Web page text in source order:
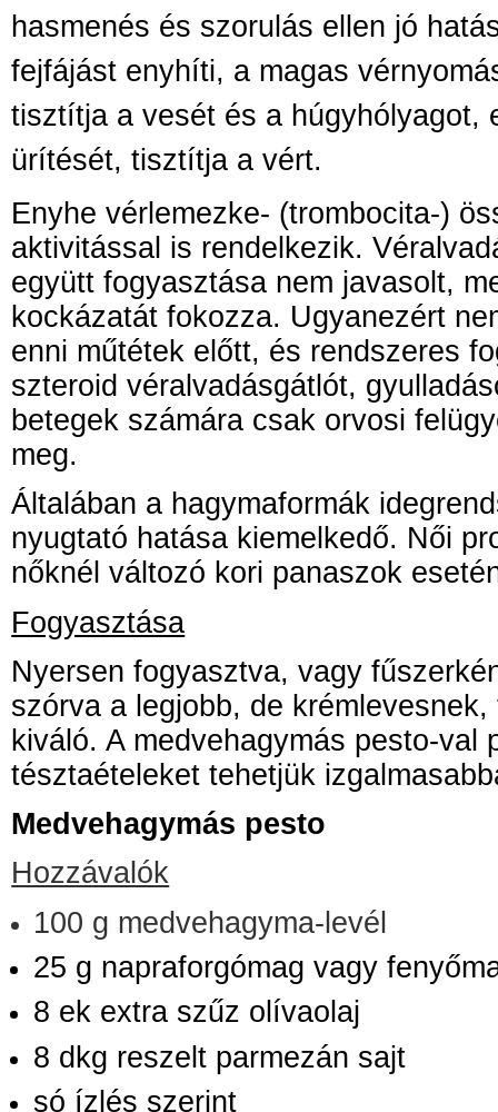
hasmenés és szorulás ellen jó
fejfájást enyhíti, a magas
tisztítja a vesét és a húgyhólyagot,
ürítését, tisztítja a vért.
Enyhe vérlemezke- (trombocita-)
aktivitással is rendelkezik.
együtt fogyasztása nem javasolt,
kockázatát fokozza. Ugyanezért
enni műtétek előtt, és rendszeres
szteroid véralvadásgátlót,
betegek számára csak orvosi
meg.
Általában a hagymaformák
nyugtató hatása kiemelkedő. Női
nőknél változó kori panaszok
Fogyasztása
Nyersen fogyasztva, vagy
szórva a legjobb, de
kiváló. A medvehagymás pesto-val
tésztaételeket tehetjük
Medvehagymás pesto
Hozzávalók
100 g medvehagyma-levél
25 g napraforgómag vagy
8 ek extra szűz olívaolaj
8 dkg reszelt parmezán sajt
só ízlés szerint